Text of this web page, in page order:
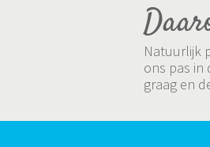
Natuurlijk
ons pas in
graag en